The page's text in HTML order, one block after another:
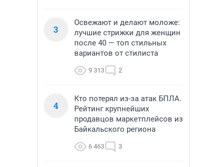
3
Освежают и делают моложе:
лучшие стрижки для женщин
после 40 — топ стильных
вариантов от стилиста
9 313 2
4
Кто потерял из-за атак БПЛА.
Рейтинг крупнейших
продавцов маркетплейсов из
Байкальского региона
6 463 3